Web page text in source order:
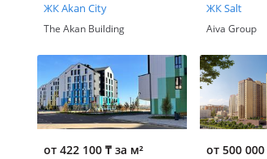
ЖК Akan City
The Akan Building
ЖК Salt
Aiva Group
от 422 100 ₸ за м² от 500 000